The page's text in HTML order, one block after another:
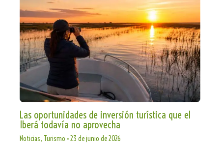
Las oportunidades de inversión turística que el
Iberá todavía no aprovecha
Noticias, Turismo •23 de junio de 2026